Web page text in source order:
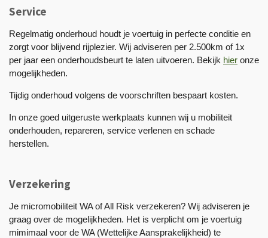
Service
Regelmatig onderhoud houdt je voertuig in perfecte conditie en
zorgt voor blijvend rijplezier. Wij adviseren per 2.500km of 1x
per jaar een onderhoudsbeurt te laten uitvoeren. Bekijk hier onze
mogelijkheden.
Tijdig onderhoud volgens de voorschriften bespaart kosten.
In onze goed uitgeruste werkplaats kunnen wij u mobiliteit
onderhouden, repareren, service verlenen en schade
herstellen.
Verzekering
Je micromobiliteit WA of All Risk verzekeren? Wij adviseren je
graag over de mogelijkheden. Het is verplicht om je voertuig
mimimaal voor de WA (Wettelijke Aansprakelijkheid) te